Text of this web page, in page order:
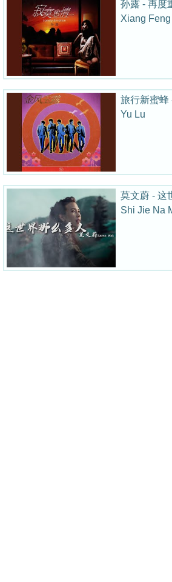
孙露 - 再度
Xiang Feng
旅行新蜜蜂
Yu Lu
莫文蔚 - 这
Shi Jie Na